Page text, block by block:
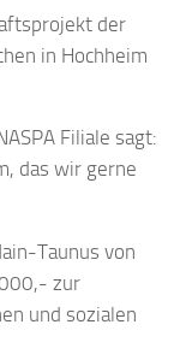
der
in Hochheim
Filiale sagt:
das wir gerne
Taunus von
zur
und sozialen